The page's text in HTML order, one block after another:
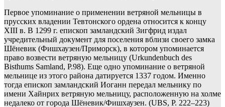
Первое упоминание о применении ветряной мельницы в
прусских владении Тевтонского ордена относится к концу
XIII в. В 1299 г. епископ замландский Зигфрид издал
учредительный документ для поселения вблизи своего замка
Шёневик (Фишхаузен/Приморск), в котором упоминается
право возвести ветряную мельницу (Urkundenbuch des
Bisthums Samland, P.98). Еще одно упоминание о ветряной
мельнице из этого района датируется 1337 годом. Именно
тогда епископ замландский Иоганн передал мельнику по
имени Хайнрих ветряную мельницу, расположенную на холме
недалеко от города Шёневик/Фишхаузен. (UBS, P. 222–223)